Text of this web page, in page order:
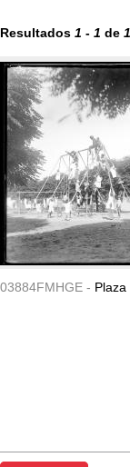
Resultados 1 - 1 de 1
03884FMHGE - Plaza